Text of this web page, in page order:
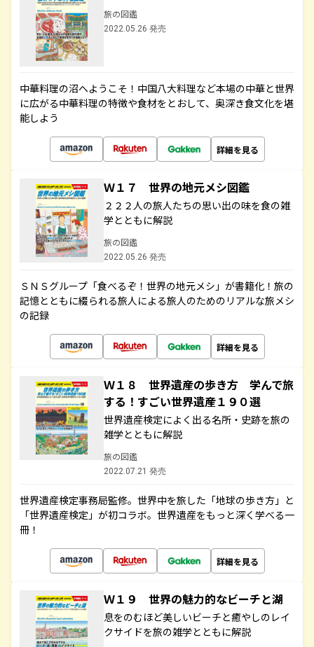
旅の図鑑
2022.05.26 発売
中華料理の沼へようこそ！中国八大料理など本場の中華と世界
に広がる中華料理の特徴や食材をとおして、奥深き食文化を堪
能しよう
詳細を見る
Ｗ１７ 世界の地元メシ図鑑
２２２人の旅人たちの思い出の味を食の雑
学とともに解説
旅の図鑑
2022.05.26 発売
ＳＮＳグループ「食べるぞ！世界の地元メシ」が書籍化！旅の
記憶とともに綴られる旅人による旅人のためのリアルな旅メシ
の記録
詳細を見る
Ｗ１８ 世界遺産の歩き方 学んで旅
する！すごい世界遺産１９０選
世界遺産検定によく出る名所・史跡を旅の
雑学とともに解説
旅の図鑑
2022.07.21 発売
世界遺産検定事務局監修。世界中を旅した「地球の歩き方」と
「世界遺産検定」が初コラボ。世界遺産をもっと深く学べる一
冊！
詳細を見る
Ｗ１９ 世界の魅力的なビーチと湖
息をのむほど美しいビーチと癒やしのレイ
クサイドを旅の雑学とともに解説